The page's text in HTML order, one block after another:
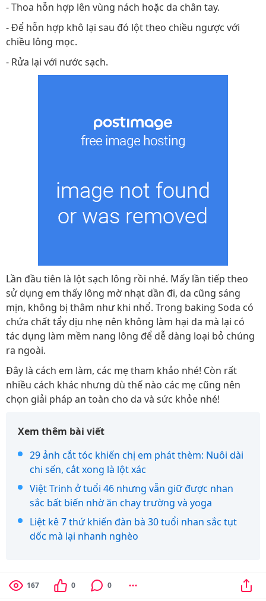
- Thoa hỗn hợp lên vùng nách hoặc da chân tay.
- Để hỗn hợp khô lại sau đó lột theo chiều ngược với
chiều lông mọc.
- Rửa lại với nước sạch.
Lần đầu tiên là lột sạch lông rồi nhé. Mấy lần tiếp theo
sử dụng em thấy lông mờ nhạt dần đi, da cũng sáng
mịn, không bị thâm như khi nhổ. Trong baking Soda có
chứa chất tẩy dịu nhẹ nên không làm hại da mà lại có
tác dụng làm mềm nang lông để dễ dàng loại bỏ chúng
ra ngoài.
Đây là cách em làm, các mẹ tham khảo nhé! Còn rất
nhiều cách khác nhưng dù thế nào các mẹ cũng nên
chọn giải pháp an toàn cho da và sức khỏe nhé!
Xem thêm bài viết
29 ảnh cắt tóc khiến chị em phát thèm: Nuôi dài
chi sến, cắt xong là lột xác
Việt Trinh ở tuổi 46 nhưng vẫn giữ được nhan
sắc bất biến nhờ ăn chay trường và yoga
Liệt kê 7 thứ khiến đàn bà 30 tuổi nhan sắc tụt
dốc mà lại nhanh nghèo
167 0 0